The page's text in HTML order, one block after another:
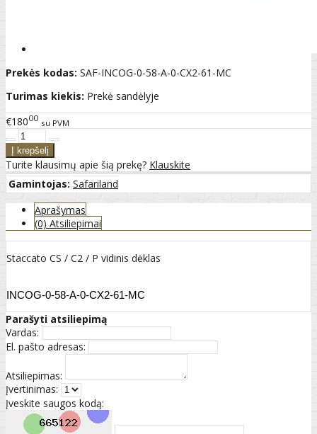
Prekės kodas: SAF-INCOG-0-58-A-0-CX2-61-MC
Turimas kiekis: Prekė sandėlyje
€18000 su PVM
Turite klausimų apie šią prekę? Klauskite
Gamintojas: Safariland
Aprašymas
(0) Atsiliepimai
Staccato CS / C2 / P vidinis dėklas
INCOG-0-58-A-0-CX2-61-MC
Parašyti atsiliepimą
Vardas:
El. pašto adresas:
Atsiliepimas:
Įvertinimas:
Įveskite saugos kodą: